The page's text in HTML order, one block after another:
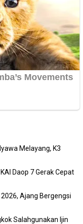
Melayang, K3
Daop 7 Gerak Cepat
2026, Ajang Bergengsi
Salahgunakan Ijin